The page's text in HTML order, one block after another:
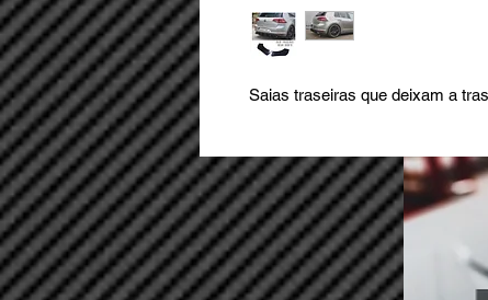
Saias traseiras que deixam a